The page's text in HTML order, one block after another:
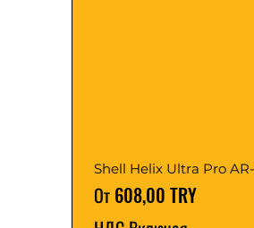
Shell Helix Ultra Pro
От 608,00 TRY
Цена со скидкой